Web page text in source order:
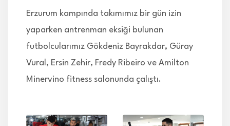
Erzurum kampında takımımız bir gün izin
yaparken antrenman eksiği bulunan
futbolcularımız Gökdeniz Bayrakdar, Güray
Vural, Ersin Zehir, Fredy Ribeiro ve Amilton
Minervino fitness salonunda çalıştı.